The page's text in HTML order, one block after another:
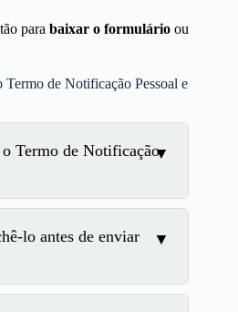
para baixar o formulário ou
Termo de Notificação Pessoal e
Termo de Notificação
lo antes de enviar